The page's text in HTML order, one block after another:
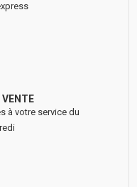
VENTE
à votre service du